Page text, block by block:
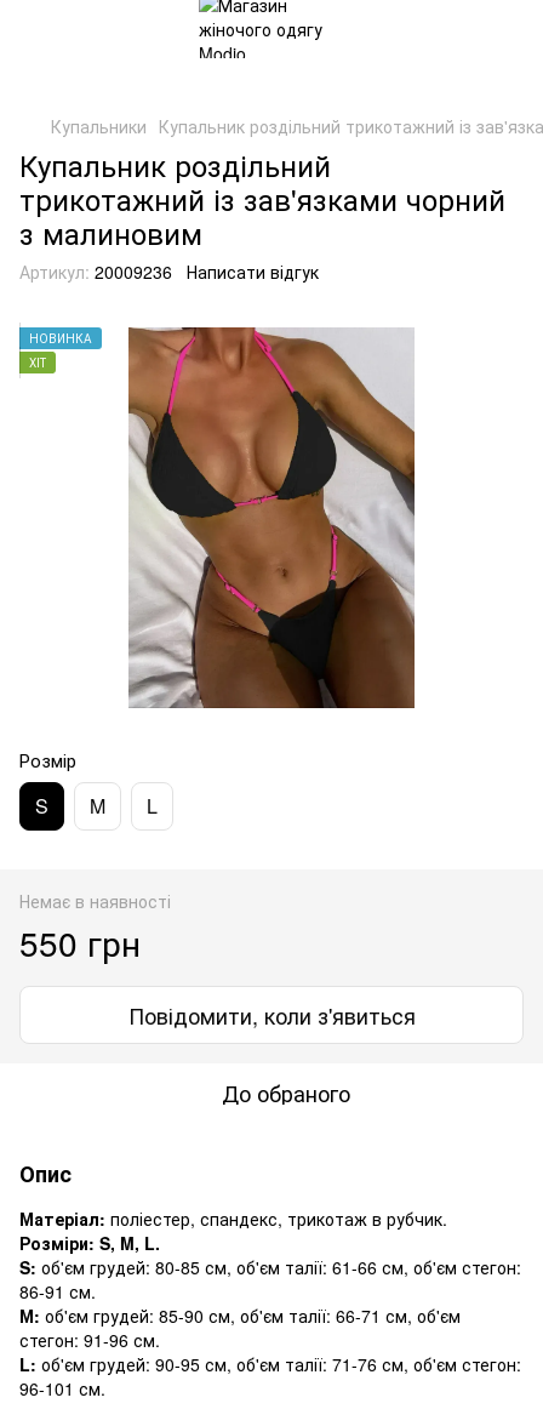
Купальники Купальник роздільний трикотажний із
Купальник роздільний
трикотажний із зав'язками чорний
з малиновим
Артикул: 20009236 Написати відгук
НОВИНКА
ХІТ
Розмір
S M L
Немає в наявності
550 грн
Повідомити, коли з'явиться
До обраного
Опис
Матеріал: поліестер, спандекс, трикотаж в рубчик.
Розміри: S, M, L.
S: об'єм грудей: 80-85 см, об'єм талії: 61-66 см, об'єм стегон:
86-91 см.
М: об'єм грудей: 85-90 см, об'єм талії: 66-71 см, об'єм
стегон: 91-96 см.
L: об'єм грудей: 90-95 см, об'єм талії: 71-76 см, об'єм стегон:
96-101 см.